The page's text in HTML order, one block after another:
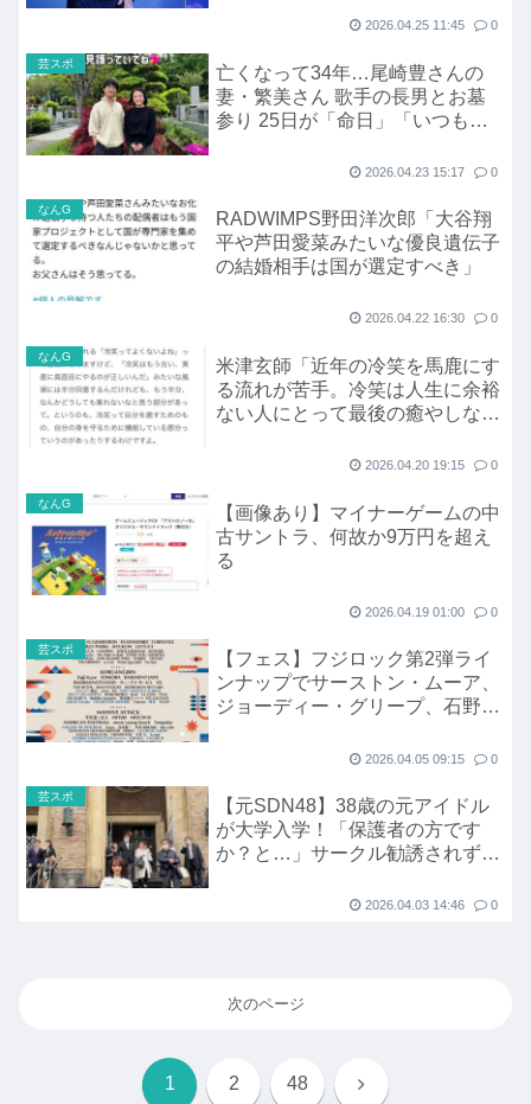
2026.04.25 11:45 0
芸スポ
亡くなって34年…尾崎豊さんの
妻・繁美さん 歌手の長男とお墓
参り 25日が「命日」「いつもの
2026.04.23 15:17 0
なんG
RADWIMPS野田洋次郎「大谷翔
平や芦田愛菜みたいな優良遺伝子
の結婚相手は国が選定すべき」
2026.04.22 16:30 0
なんG
米津玄師「近年の冷笑を馬鹿にす
る流れが苦手。冷笑は人生に余裕
ない人にとって最後の癒やしなの
2026.04.20 19:15 0
なんG
【画像あり】マイナーゲームの中
古サントラ、何故か9万円を超え
る
2026.04.19 01:00 0
芸スポ
【フェス】フジロック第2弾ライ
ンナップでサーストン・ムーア、
ジョーディー・グリープ、石野卓
2026.04.05 09:15 0
芸スポ
【元SDN48】38歳の元アイドル
が大学入学！「保護者の方です
か？と…」サークル勧誘されず
2026.04.03 14:46 0
次のページ
1 2 48 次